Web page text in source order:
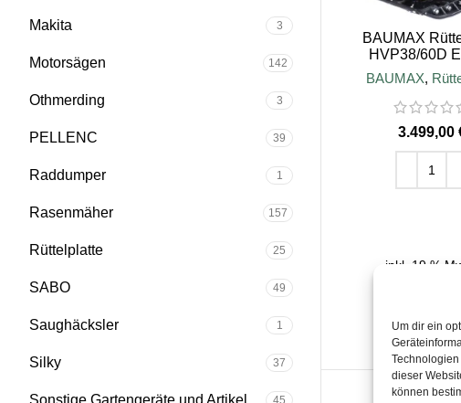
Um dir ein
dieser
können
Makita 3
Motorsägen 142
Othmerding 3
PELLENC 39
Raddumper 1
Rasenmäher 157
Rüttelplatte 25
SABO 49
Saughäcksler 1
Silky 37
Sonstige Gartengeräte und Artikel 45
BAUMAX
HVP38/60D
BAUMAX,
inkl. 19 %
Lieferzeit:4-